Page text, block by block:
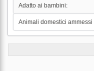
Adatto ai bambini:
Animali domestici ammessi